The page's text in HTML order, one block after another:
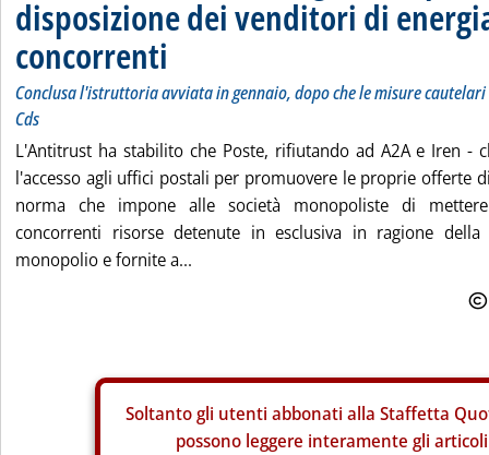
disposizione dei venditori di
concorrenti
Conclusa l'istruttoria avviata in gennaio, dopo che le misure cautelari
Cds
L'Antitrust ha stabilito che Poste, rifiutando ad A2A e Iren -
l'accesso agli uffici postali per promuovere le proprie offerte
norma che impone alle società monopoliste di
concorrenti risorse detenute in esclusiva in ragione
monopolio e fornite a...
Soltanto gli utenti abbonati alla Staffetta
possono leggere interamente gli